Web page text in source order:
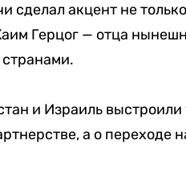
сделал акцент не
Герцог— отца
и Израиль
а о переходе